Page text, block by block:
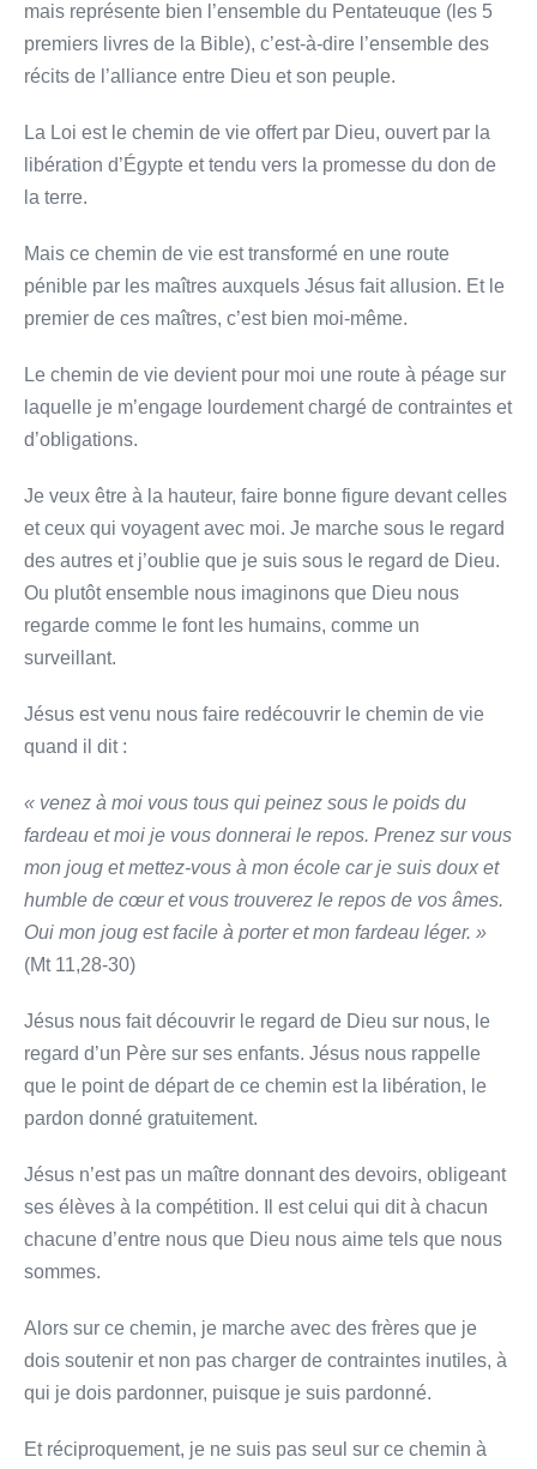
mais représente bien l’ensemble du Pentateuque (les 5
premiers livres de la Bible), c’est-à-dire l’ensemble des
récits de l’alliance entre Dieu et son peuple.
La Loi est le chemin de vie offert par Dieu, ouvert par la
libération d’Égypte et tendu vers la promesse du don de
la terre.
Mais ce chemin de vie est transformé en une route
pénible par les maîtres auxquels Jésus fait allusion. Et le
premier de ces maîtres, c’est bien moi-même.
Le chemin de vie devient pour moi une route à péage sur
laquelle je m’engage lourdement chargé de contraintes et
d’obligations.
Je veux être à la hauteur, faire bonne figure devant celles
et ceux qui voyagent avec moi. Je marche sous le regard
des autres et j’oublie que je suis sous le regard de Dieu.
Ou plutôt ensemble nous imaginons que Dieu nous
regarde comme le font les humains, comme un
surveillant.
Jésus est venu nous faire redécouvrir le chemin de vie
quand il dit :
« venez à moi vous tous qui peinez sous le poids du
fardeau et moi je vous donnerai le repos. Prenez sur vous
mon joug et mettez-vous à mon école car je suis doux et
humble de cœur et vous trouverez le repos de vos âmes.
Oui mon joug est facile à porter et mon fardeau léger. »
(Mt 11,28-30)
Jésus nous fait découvrir le regard de Dieu sur nous, le
regard d’un Père sur ses enfants. Jésus nous rappelle
que le point de départ de ce chemin est la libération, le
pardon donné gratuitement.
Jésus n’est pas un maître donnant des devoirs, obligeant
ses élèves à la compétition. Il est celui qui dit à chacun
chacune d’entre nous que Dieu nous aime tels que nous
sommes.
Alors sur ce chemin, je marche avec des frères que je
dois soutenir et non pas charger de contraintes inutiles, à
qui je dois pardonner, puisque je suis pardonné.
Et réciproquement, je ne suis pas seul sur ce chemin à